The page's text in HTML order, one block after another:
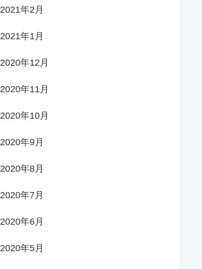
2021年2月
2021年1月
2020年12月
2020年11月
2020年10月
2020年9月
2020年8月
2020年7月
2020年6月
2020年5月